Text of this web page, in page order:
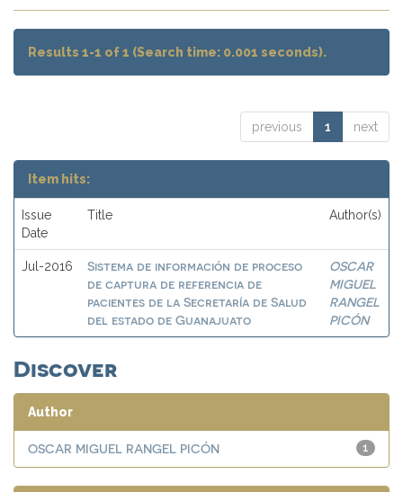
Results 1-1 of 1 (Search time: 0.001 seconds).
previous 1 next
Item hits:
Issue
Date
Title Author(s)
Jul-2016
Sistema de información de proceso
de captura de referencia de
pacientes de la Secretaría de Salud
del estado de Guanajuato
OSCAR
MIGUEL
RANGEL
PICÓN
Discover
Author
1
OSCAR MIGUEL RANGEL PICÓN